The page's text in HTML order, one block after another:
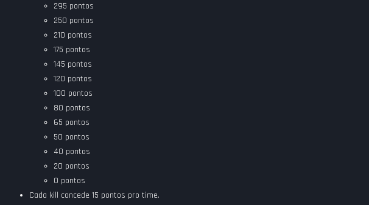
295 pontos
250 pontos
210 pontos
175 pontos
145 pontos
120 pontos
100 pontos
80 pontos
65 pontos
50 pontos
40 pontos
20 pontos
0 pontos
Cada kill concede 15 pontos pro time.